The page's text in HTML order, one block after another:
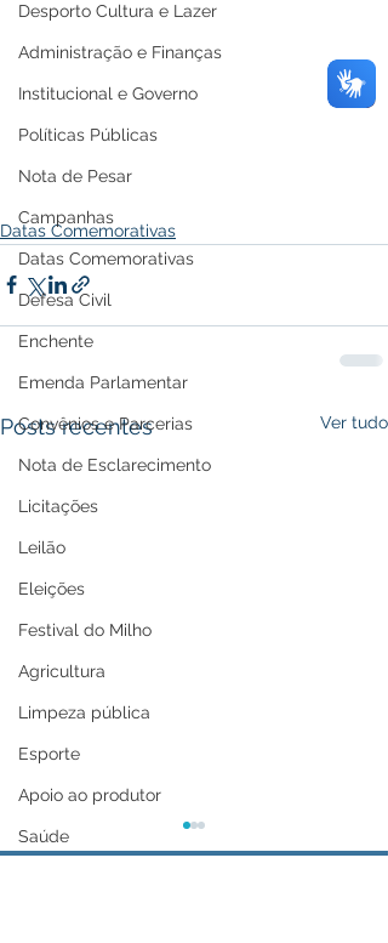
Desporto Cultura e Lazer
Administração e Finanças
Institucional e Governo
Políticas Públicas
Nota de Pesar
Campanhas
Datas Comemorativas
Defesa Civil
Enchente
Emenda Parlamentar
Convênios e Parcerias
Nota de Esclarecimento
Licitações
Leilão
Eleições
Festival do Milho
Agricultura
Limpeza pública
Esporte
Apoio ao produtor
Saúde
Datas Comemorativas
Posts recentes Ver tudo